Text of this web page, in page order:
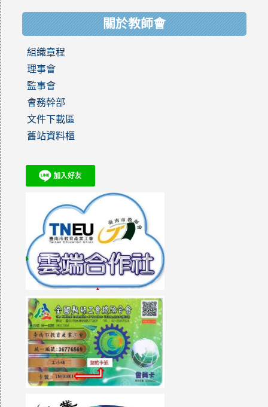
關於教師會
組織章程
理事會
監事會
會務幹部
文件下載區
舊站資料櫃